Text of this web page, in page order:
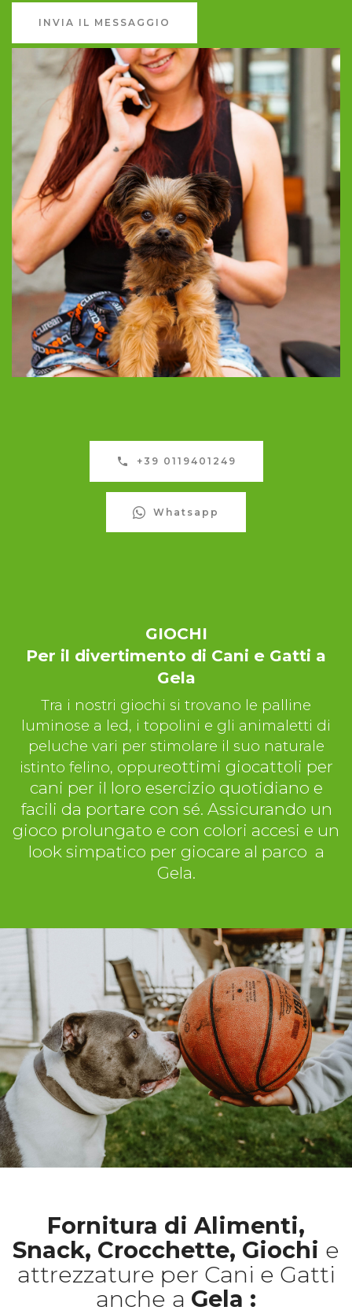
INVIA IL MESSAGGIO
+39 0119401249
Whatsapp
GIOCHI
Per il divertimento di Cani e Gatti a
Gela
Tra i nostri giochi si trovano le palline
luminose a led, i topolini e gli animaletti di
peluche vari per stimolare il suo naturale
istinto felino, oppureottimi giocattoli per
cani per il loro esercizio quotidiano e
facili da portare con sé. Assicurando un
gioco prolungato e con colori accesi e un
look simpatico per giocare al parco a
Gela.
Fornitura di Alimenti,
Snack, Crocchette, Giochi e
attrezzature per Cani e Gatti
anche a Gela :